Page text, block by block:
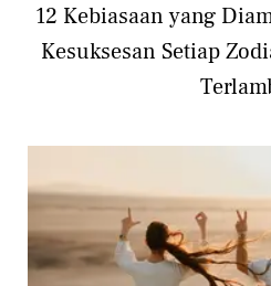
12 Kebiasaan yang
Kesuksesan Setiap